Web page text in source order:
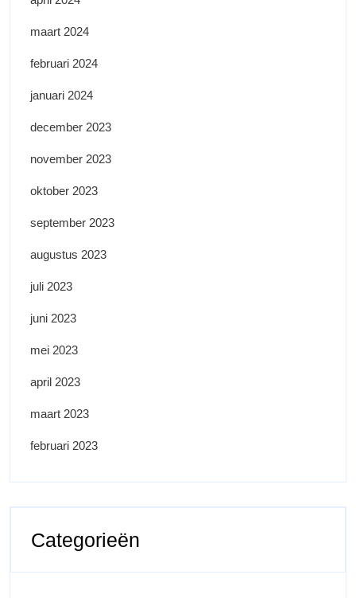
maart 2024
februari 2024
januari 2024
december 2023
november 2023
oktober 2023
september 2023
augustus 2023
juli 2023
juni 2023
mei 2023
april 2023
maart 2023
februari 2023
Categorieën